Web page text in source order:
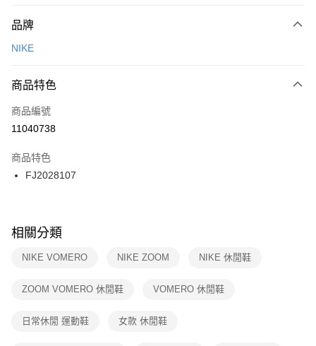
台灣樂天信用卡公司
【關於「AFTEE先享後付」】
便利好安心！
３．安心：先確認商品／服務後，再付款。
【「AFTEE先享後付」結帳流程】
１．於結帳方式選擇「AFTEE先享後付」後，將跳轉至「AFTEE先享後付」
２．訂單成立數日內，您將收到繳費通知簡訊。
３．收到繳費通知簡訊後14天內，點擊此簡訊中的連結，可透過四大超商／
ATM／網路銀行／等多元方式進行付款，方視為交易完成。
※ 交易是否成功請以「AFTEE先享後付 」之結帳頁面顯示為準，若有關於
是否繳費成功／繳費後需取消欲退款等相關疑問，請聯繫「AFTEE先享後付
客戶支援中心」https://netprotections.freshdesk.com/support/home
１．透過由恩沛科技股份有限公司提供之「AFTEE先享後付」服務完成之交
權轉讓予恩沛科技股份有限公司。
運送方式
每筆NT$100，滿NT$1,500(含以上)免運費
宅配
每筆NT$100，滿NT$1,500(含以上)免運費
付款後門市自取
每筆NT$100，滿NT$1,500(含以上)免運費
品牌
NIKE
商品特色
商品編號
11040738
商品特色
FJ2028107
相關分類
NIKE VOMERO NIKE ZOOM NIKE 休閒鞋
ZOOM VOMERO 休閒鞋 VOMERO 休閒鞋
日常休閒 運動鞋 女款 休閒鞋